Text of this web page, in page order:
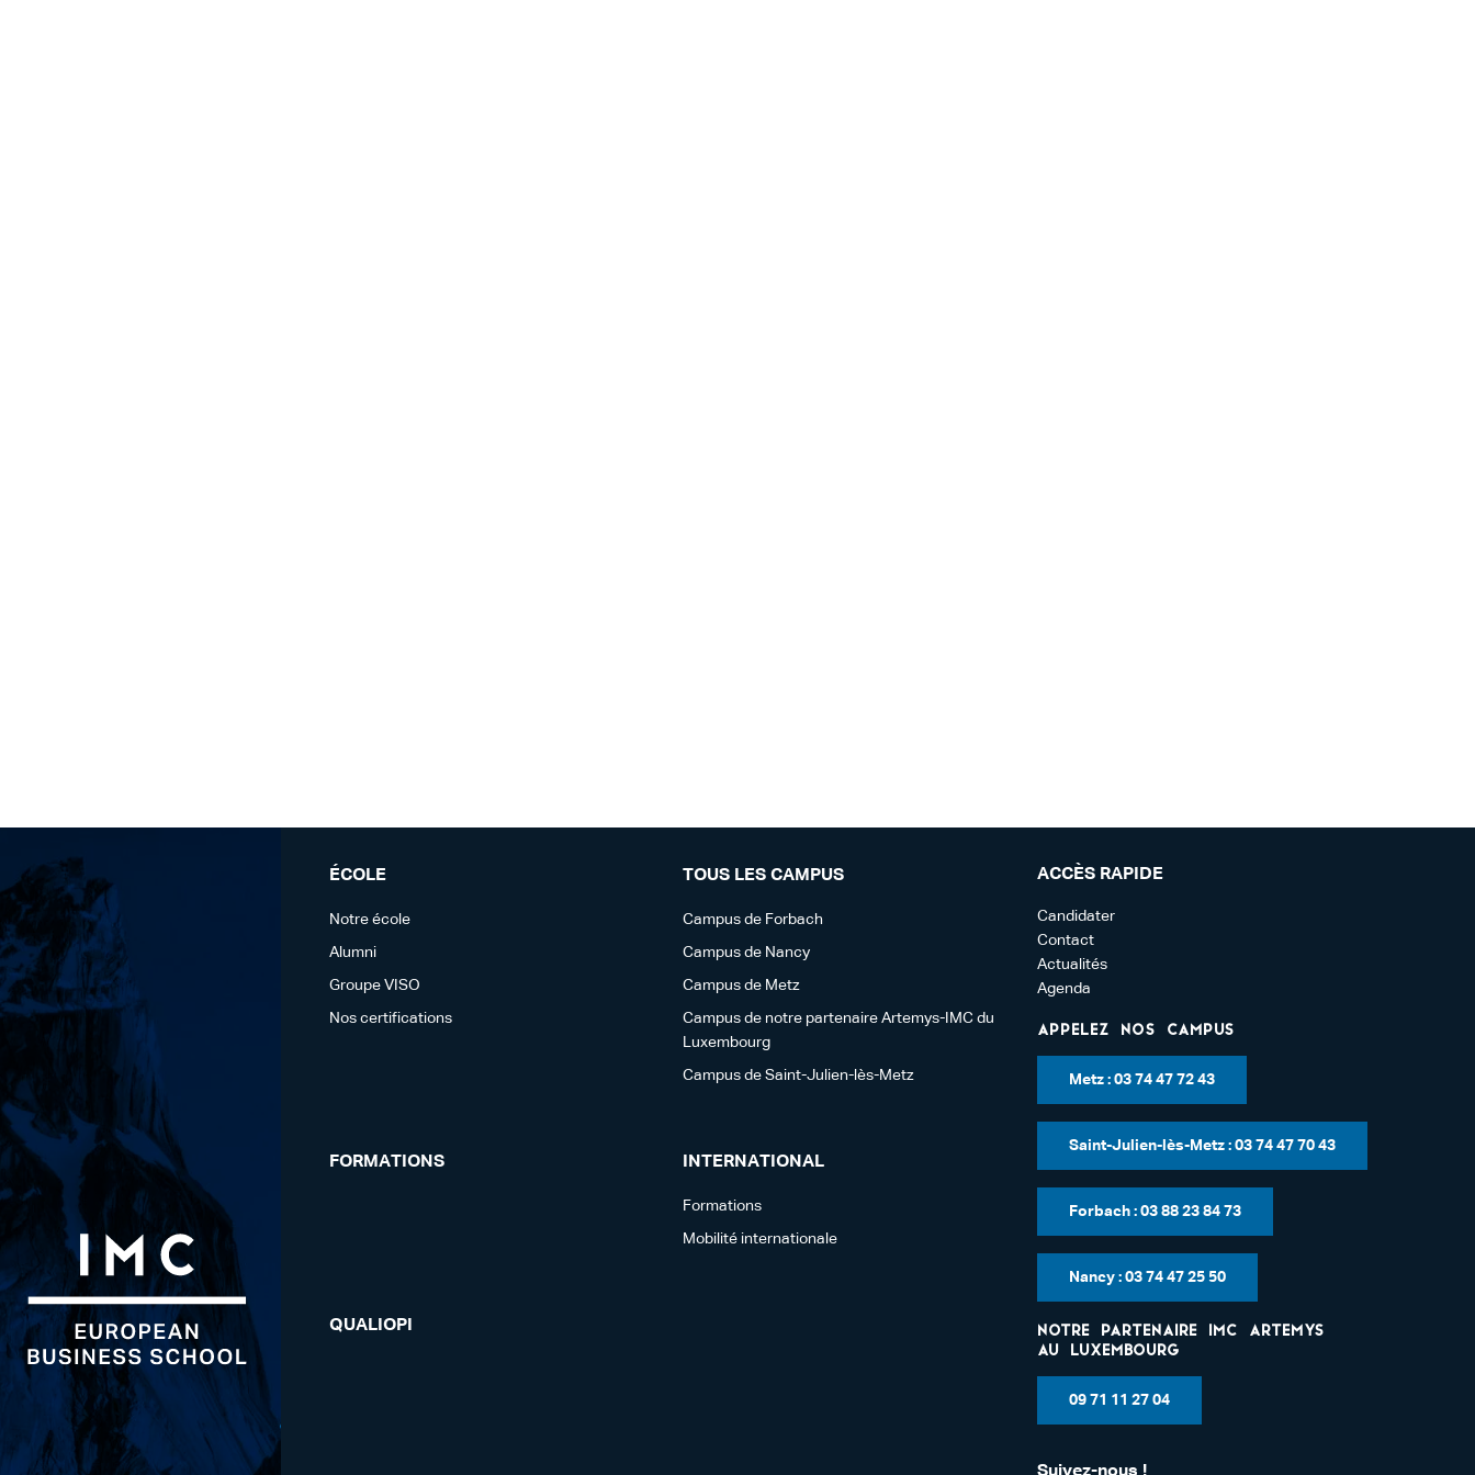
ACCÈS RAPIDE
Candidater
Contact
Actualités
Agenda
Appelez nos campus
Metz : 03 74 47 72 43
Saint-Julien-lès-Metz : 03 74 47 70 43
Forbach : 03 88 23 84 73
Nancy : 03 74 47 25 50
Notre partenaire IMC Artemys
au Luxembourg
09 71 11 27 04
ÉCOLE
Notre école
Alumni
Groupe VISO
Nos certifications
TOUS LES CAMPUS
Campus de Forbach
Campus de Nancy
Campus de Metz
Campus de notre partenaire Artemys-IMC du
Luxembourg
Campus de Saint-Julien-lès-Metz
FORMATIONS INTERNATIONAL
Formations
Mobilité internationale
QUALIOPI
Suivez-nous !